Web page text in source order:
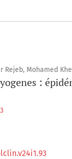
Rejeb, Mohamed
: